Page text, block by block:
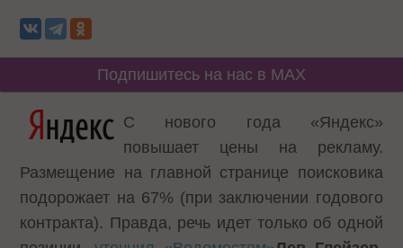
Подпишитесь на нас в MAX
С нового года «Яндекс»
повышает цены на рекламу.
Размещение на главной странице поисковика
подорожает на 67% (при заключении годового
контракта). Правда, речь идет только об одной